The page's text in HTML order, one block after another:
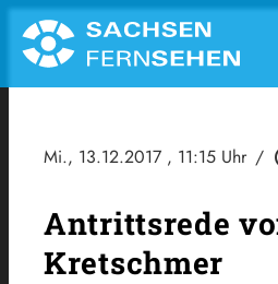
Mi., 13.12.2017 , 11:15 Uhr /
Antrittsrede
Kretschmer